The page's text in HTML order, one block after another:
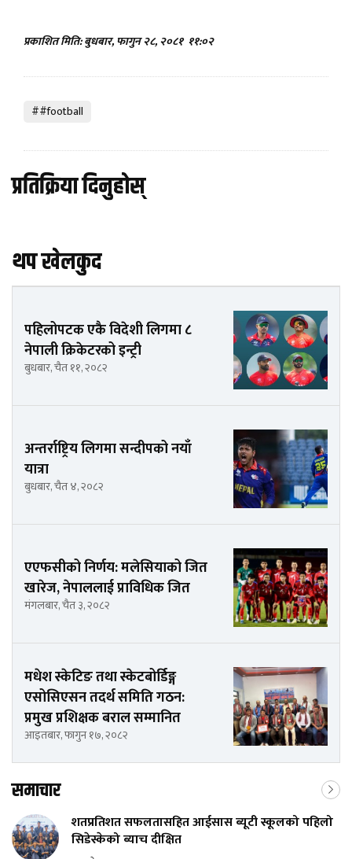
प्रकाशित मिति: बुधबार, फागुन २८, २०८१ ११:०२
##football
प्रतिक्रिया दिनुहोस्
थप खेलकुद
पहिलोपटक एकै विदेशी लिगमा ८
नेपाली क्रिकेटरको इन्ट्री
बुधबार, चैत ११, २०८२
अन्तर्राष्ट्रिय लिगमा सन्दीपको नयाँ
यात्रा
बुधबार, चैत ४, २०८२
एएफसीको निर्णय: मलेसियाको जित
खारेज, नेपाललाई प्राविधिक जित
मंगलबार, चैत ३, २०८२
मधेश स्केटिङ तथा स्केटबोर्डिङ्ग
एसोसिएसन तदर्थ समिति गठन:
प्रमुख प्रशिक्षक बराल सम्मानित
आइतबार, फागुन १७, २०८२
समाचार
शतप्रतिशत सफलतासहित आईसास ब्यूटी स्कूलको पहिलो
सिडेस्केको ब्याच दीक्षित